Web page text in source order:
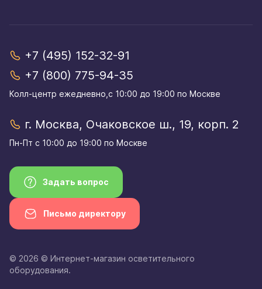
+7 (495) 152-32-91
+7 (800) 775-94-35
Колл-центр eжедневно,с 10:00 до 19:00 по Москве
г. Москва, Очаковское ш., 19, корп. 2
Пн-Пт с 10:00 до 19:00 по Москве
Задать вопрос
Письмо директору
© 2026 © Интернет-магазин осветительного
оборудования.